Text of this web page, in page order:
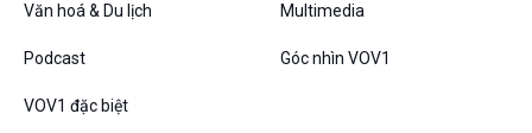
Văn hoá & Du lịch Multimedia
Podcast Góc nhìn VOV1
VOV1 đặc biệt